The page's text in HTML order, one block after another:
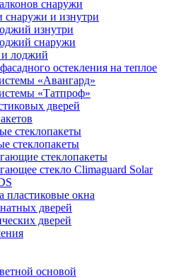
снаружи
снаружи и изнутри
изнутри
снаружи
и лоджий
остекления на теплое
«Авангард»
«Татпроф»
дверей
стеклопакеты
стеклопакеты
стеклопакеты
стекло Climaguard Solar
окна
дверей
дверей
основой